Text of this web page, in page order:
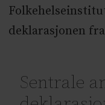
deklarasjonen
Sentrale